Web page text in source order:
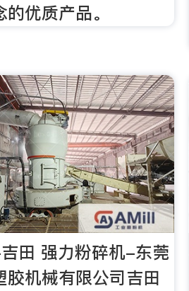
优质产品。
田 强力粉碎机-东莞
胶机械有限公司吉田